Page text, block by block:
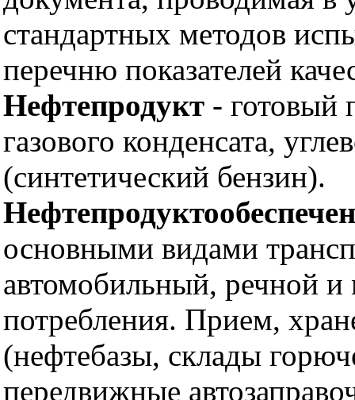
стандартных методов
перечню показателей
Нефтепродукт - готовый
газового конденсата,
(синтетический бензин).
основными видами
автомобильный, речной и
потребления. Прием,
(нефтебазы, склады
передвижные